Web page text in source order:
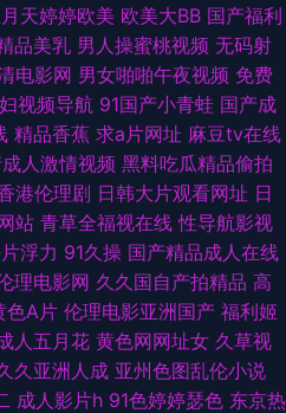
91试香蕉视频免费 韩日在线伦理片 亚洲
欧美性视频123 91吃瓜黑社 成人福利在
九色 成人在线91 五月婷婷六月花 99成
国产精品久久99 少妇福利导航 91热色
夜福利 欧美一级720p 91激情电影在线
色色 91伊人自拍啦 麻豆国产免费福利 影
蕉祝频 AV亚洲先锋 欧美阿V 91次元pc
天婷婷欧美 欧美大BB 国产福利
品美乳 男人操蜜桃视频 无码射
电影网 男女啪啪午夜视频 免费
视频导航 91国产小青蛙 国产成
精品香蕉 求a片网址 麻豆tv在线
人激情视频 黑料吃瓜精品偷拍
港伦理剧 日韩大片观看网址 日
站 青草全福视在线 性导航影视
浮力 91久操 国产精品成人在线
理电影网 久久国自产拍精品 高
色A片 伦理电影亚洲国产 福利姬
人五月花 黄色网网址女 久草视
久亚洲人成 亚州色图乱伦小说
成人影片h 91色婷婷瑟色 东京热